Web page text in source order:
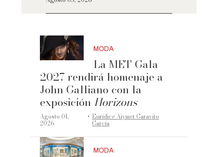
MODA
La MET Gala
2027 rendirá homenaje a
John Galliano con la
exposición Horizons
Agosto 01,
2026 ·Eurídice Aiymet Garavito
García
MODA